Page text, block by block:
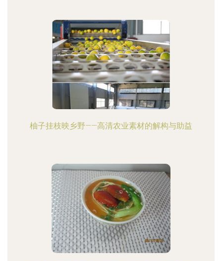
柚子挂枝映乡野——高清农业素材的解构与助益